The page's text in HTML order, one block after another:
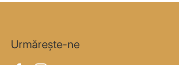
Urmărește-ne